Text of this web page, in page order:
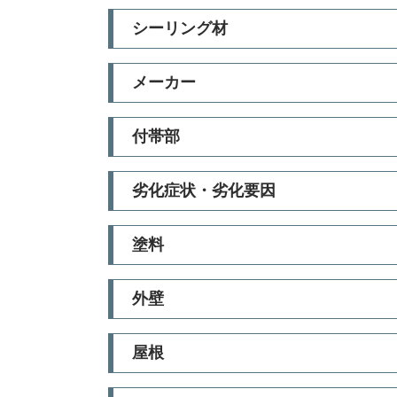
シーリング材
メーカー
付帯部
劣化症状・劣化要因
塗料
外壁
屋根